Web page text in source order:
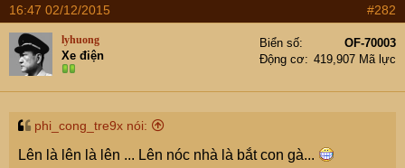
16:47 02/12/2015
#282
lyhuong
Xe điện
Biển số
OF-70003
Động cơ
419,907 Mã lực
phi_cong_tre9x nói:
Lên là lên là lên ... Lên nóc nhà là bắt con gà...